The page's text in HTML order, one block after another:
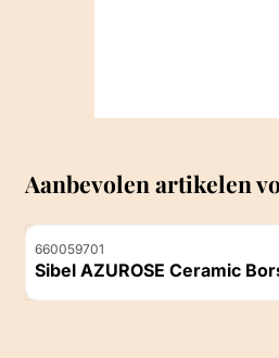
Aanbevolen artikelen
Artikelnummer
660059701
Sibel AZUROSE Ceramic
Prijs niet zichtbaar